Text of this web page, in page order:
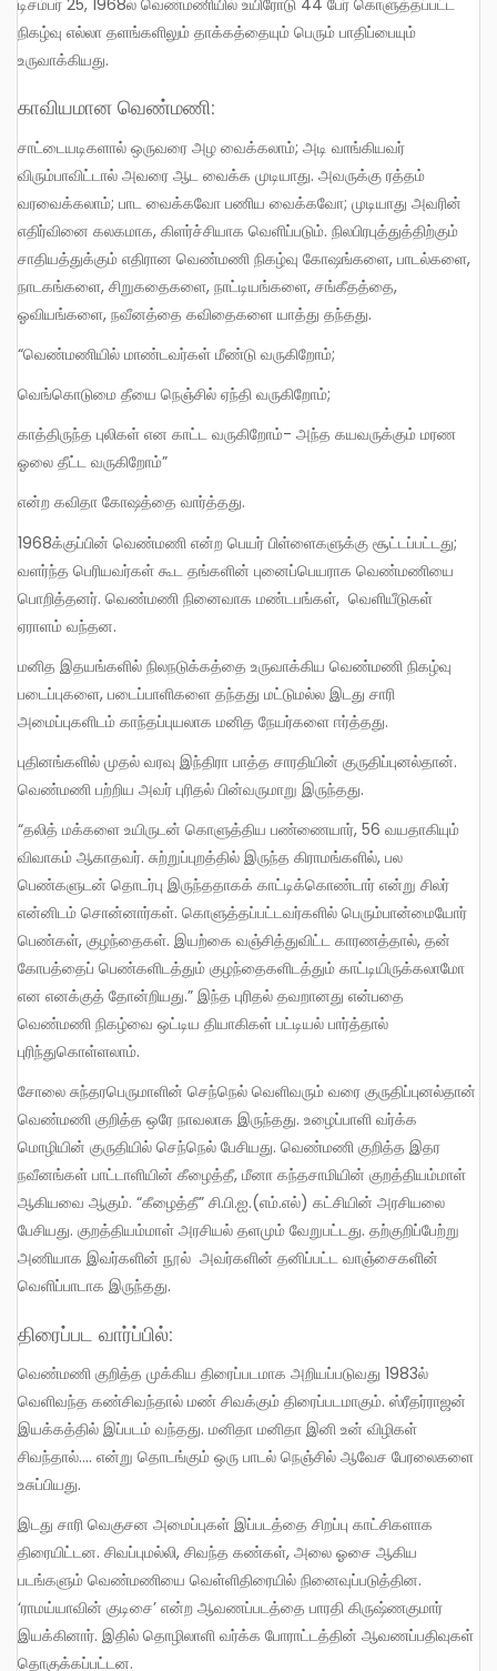
டிசம்பர் 25, 1968ல் வெண்மணியில் உயிரோடு 44 பேர் கொளுத்தப்பட்ட
நிகழ்வு எல்லா தளங்களிலும் தாக்கத்தையும் பெரும் பாதிப்பையும்
உருவாக்கியது.
காவியமான வெண்மணி:
சாட்டையடிகளால் ஒருவரை அழ வைக்கலாம்; அடி வாங்கியவர்
விரும்பாவிட்டால் அவரை ஆட வைக்க முடியாது. அவருக்கு ரத்தம்
வரவைக்கலாம்; பாட வைக்கவோ பணிய வைக்கவோ; முடியாது அவரின்
எதிர்வினை கலகமாக, கிளர்ச்சியாக வெளிப்படும். நிலபிரபுத்துத்திற்கும்
சாதியத்துக்கும் எதிரான வெண்மணி நிகழ்வு கோஷங்களை, பாடல்களை,
நாடகங்களை, சிறுகதைகளை, நாட்டியங்களை, சங்கீதத்தை,
ஓவியங்களை, நவீனத்தை கவிதைகளை யாத்து தந்தது.
“வெண்மணியில் மாண்டவர்கள் மீண்டு வருகிறோம்;
வெங்கொடுமை தீயை நெஞ்சில் ஏந்தி வருகிறோம்;
காத்திருந்த புலிகள் என காட்ட வருகிறோம்- அந்த கயவருக்கும் மரண
ஓலை தீட்ட வருகிறோம்”
என்ற கவிதா கோஷத்தை வார்த்தது.
1968க்குப்பின் வெண்மணி என்ற பெயர் பிள்ளைகளுக்கு சூட்டப்பட்டது;
வளர்ந்த பெரியவர்கள் கூட தங்களின் புனைப்பெயராக வெண்மணியை
பொறித்தனர். வெண்மணி நினைவாக மண்டபங்கள், வெளியீடுகள்
ஏராளம் வந்தன.
மனித இதயங்களில் நிலநடுக்கத்தை உருவாக்கிய வெண்மணி நிகழ்வு
படைப்புகளை, படைப்பாளிகளை தந்தது மட்டுமல்ல இடது சாரி
அமைப்புகளிடம் காந்தப்புயலாக மனித நேயர்களை ஈர்த்தது.
புதினங்களில் முதல் வரவு இந்திரா பாத்த சாரதியின் குருதிப்புனல்தான்.
வெண்மணி பற்றிய அவர் புரிதல் பின்வருமாறு இருந்தது.
“தலித் மக்களை உயிருடன் கொளுத்திய பண்ணையார், 56 வயதாகியும்
விவாகம் ஆகாதவர். சுற்றுப்புறத்தில் இருந்த கிராமங்களில், பல
பெண்களுடன் தொடர்பு இருந்ததாகக் காட்டிக்கொண்டார் என்று சிலர்
என்னிடம் சொன்னார்கள். கொளுத்தப்பட்டவர்களில் பெரும்பான்மையோர்
பெண்கள், குழந்தைகள். இயற்கை வஞ்சித்துவிட்ட காரணத்தால், தன்
கோபத்தைப் பெண்களிடத்தும் குழந்தைகளிடத்தும் காட்டியிருக்கலாமோ
என எனக்குத் தோன்றியது.” இந்த புரிதல் தவறானது என்பதை
வெண்மணி நிகழ்வை ஒட்டிய தியாகிகள் பட்டியல் பார்த்தால்
புரிந்துகொள்ளலாம்.
சோலை சுந்தரபெருமாளின் செந்நெல் வெளிவரும் வரை குருதிப்புனல்தான்
வெண்மணி குறித்த ஒரே நாவலாக இருந்தது. உழைப்பாளி வர்க்க
மொழியின் குருதியில் செந்நெல் பேசியது. வெண்மணி குறித்த இதர
நவீனங்கள் பாட்டாளியின் கீழைத்தீ, மீனா கந்தசாமியின் குறத்தியம்மாள்
ஆகியவை ஆகும். “கீழைத்தீ” சி.பி.ஐ.(எம்.எல்) கட்சியின் அரசியலை
பேசியது. குறத்தியம்மாள் அரசியல் தளமும் வேறுபட்டது. தற்குறிப்பேற்று
அணியாக இவர்களின் நூல் அவர்களின் தனிப்பட்ட வாஞ்சைகளின்
வெளிப்பாடாக இருந்தது.
திரைப்பட வார்ப்பில்:
வெண்மணி குறித்த முக்கிய திரைப்படமாக அறியப்படுவது 1983ல்
வெளிவந்த கண்சிவந்தால் மண் சிவக்கும் திரைப்படமாகும். ஸ்ரீதர்ராஜன்
இயக்கத்தில் இப்படம் வந்தது. மனிதா மனிதா இனி உன் விழிகள்
சிவந்தால்…. என்று தொடங்கும் ஒரு பாடல் நெஞ்சில் ஆவேச பேரலைகளை
உசுப்பியது.
இடது சாரி வெகுசன அமைப்புகள் இப்படத்தை சிறப்பு காட்சிகளாக
திரையிட்டன. சிவப்புமல்லி, சிவந்த கண்கள், அலை ஓசை ஆகிய
படங்களும் வெண்மணியை வெள்ளிதிரையில் நினைவுப்படுத்தின.
‘ராமய்யாவின் குடிசை’ என்ற ஆவணப்படத்தை பாரதி கிருஷ்ணகுமார்
இயக்கினார். இதில் தொழிலாளி வர்க்க போராட்டத்தின் ஆவணப்பதிவுகள்
தொகுக்கப்பட்டன.